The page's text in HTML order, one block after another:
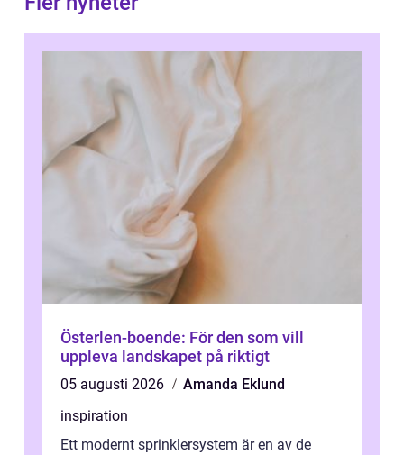
Österlen-boende: För den som vill
uppleva landskapet på riktigt
05 augusti 2026
Amanda Eklund
inspiration
Ett modernt sprinklersystem är en av de